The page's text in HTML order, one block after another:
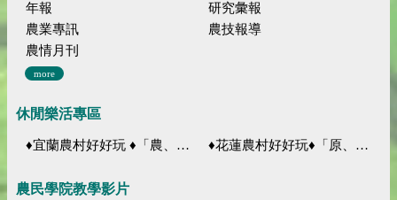
年報
研究彙報
農業專訊
農技報導
農情月刊
more
休閒樂活專區
♦宜蘭農村好好玩 ♦「農、藝、山、水」四條遊程推薦 ♦花蓮農村好好玩♦「原、生、慢、活」四條遊程推薦
農民學院教學影片